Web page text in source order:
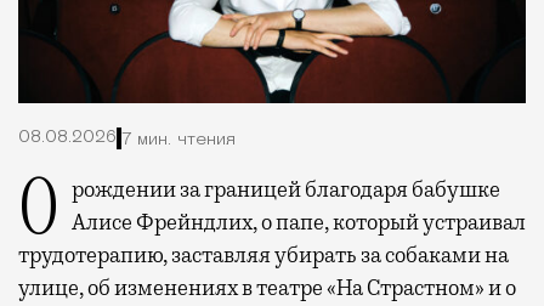
08.08.2026 7 мин. чтения
О рождении за границей благодаря бабушке Алисе Фрейндлих, о папе, который устраивал
трудотерапию, заставляя убирать за собаками на
улице, об изменениях в театре «На Страстном» и о